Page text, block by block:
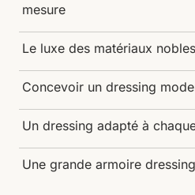
mesure
Le luxe des matériaux
Concevoir un dressing
Un dressing adapté à
Une grande armoire